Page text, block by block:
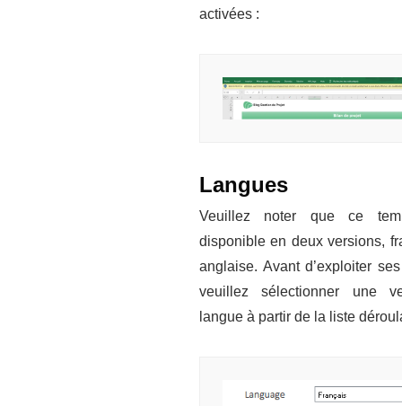
activées :
Langues
Veuillez noter que ce
disponible en deux versions,
anglaise. Avant d’exploiter
veuillez sélectionner une
langue à partir de la liste